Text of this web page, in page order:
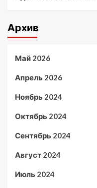
Архив
Май 2026
Апрель 2026
Ноябрь 2024
Октябрь 2024
Сентябрь 2024
Август 2024
Июль 2024